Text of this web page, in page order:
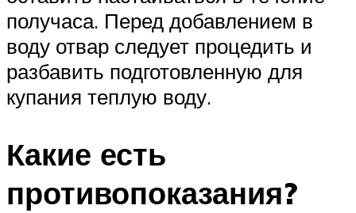
получаса. Перед добавлением в
воду отвар следует процедить и
разбавить подготовленную для
купания теплую воду.
Какие есть
противопоказания?